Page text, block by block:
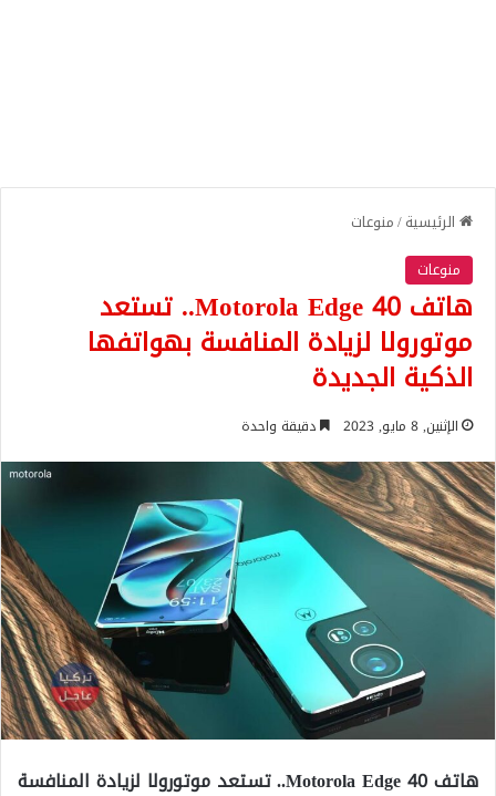
الرئيسية/منوعات
منوعات
هاتف Motorola Edge 40.. تستعد
موتورولا لزيادة المنافسة بهواتفها
الذكية الجديدة
الإثنين, 8 مايو, 2023 دقيقة واحدة
هاتف Motorola Edge 40.. تستعد موتورولا لزيادة المنافسة